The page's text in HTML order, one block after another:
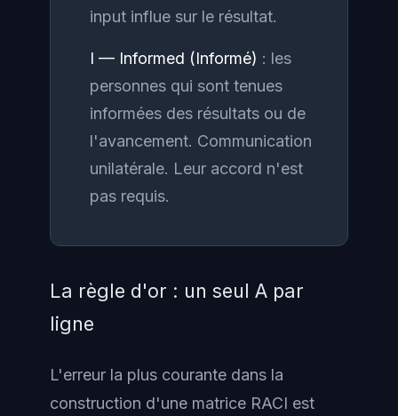
input influe sur le résultat.
I — Informed (Informé) : les
personnes qui sont tenues
informées des résultats ou de
l'avancement. Communication
unilatérale. Leur accord n'est
pas requis.
La règle d'or : un seul A par
ligne
L'erreur la plus courante dans la
construction d'une matrice RACI est